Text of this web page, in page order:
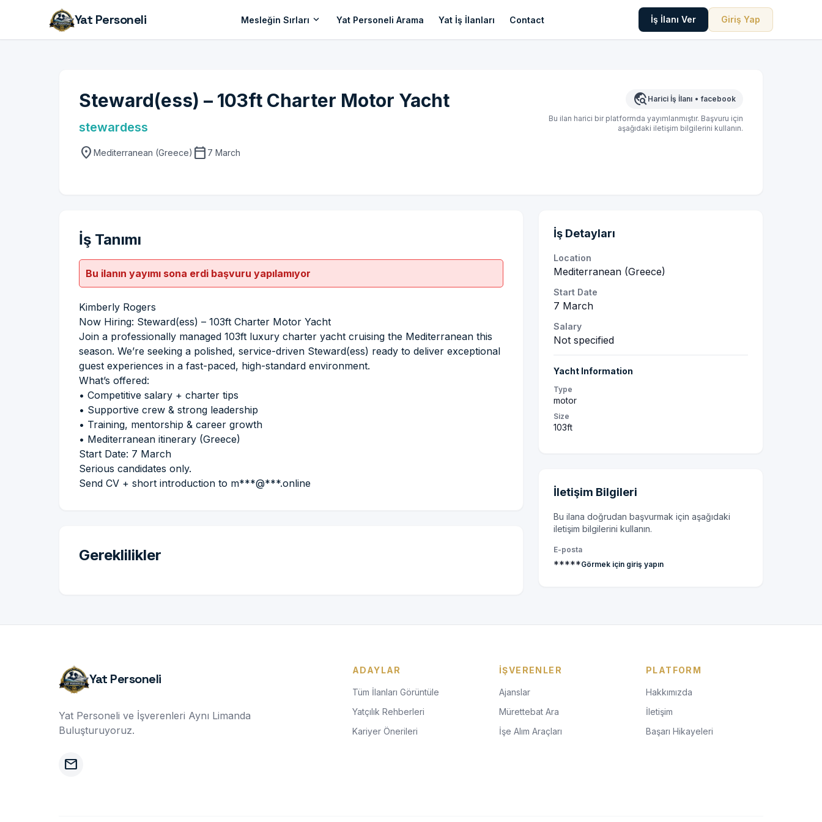
Yat Personeli Mesleğin Sırları expand_more Yat Personeli Arama Yat İş İlanları Contact İş İlanı Ver Giriş Yap
Steward(ess) – 103ft Charter Motor Yacht
stewardess
location_on Mediterranean (Greece) calendar_today 7 March
travel_explore Harici İş İlanı • facebook
Bu ilan harici bir platformda yayımlanmıştır. Başvuru için
aşağıdaki iletişim bilgilerini kullanın.
İş Tanımı
Bu ilanın yayımı sona erdi başvuru yapılamıyor
Kimberly Rogers
Now Hiring: Steward(ess) – 103ft Charter Motor Yacht
Join a professionally managed 103ft luxury charter yacht cruising the Mediterranean this
season. We’re seeking a polished, service-driven Steward(ess) ready to deliver exceptional
guest experiences in a fast-paced, high-standard environment.
What’s offered:
• Competitive salary + charter tips
• Supportive crew & strong leadership
• Training, mentorship & career growth
• Mediterranean itinerary (Greece)
Start Date: 7 March
Serious candidates only.
Send CV + short introduction to m***@***.online
Gereklilikler
İş Detayları
Location
Mediterranean (Greece)
Start Date
7 March
Salary
Not specified
Yacht Information
Type
motor
Size
103ft
İletişim Bilgileri
Bu ilana doğrudan başvurmak için aşağıdaki
iletişim bilgilerini kullanın.
E-posta
*****Görmek için giriş yapın
Yat Personeli
Yat Personeli ve İşverenleri Aynı Limanda
Buluşturuyoruz.
mail
ADAYLAR
Tüm İlanları Görüntüle
Yatçılık Rehberleri
Kariyer Önerileri
İŞVERENLER
Ajanslar
Mürettebat Ara
İşe Alım Araçları
PLATFORM
Hakkımızda
İletişim
Başarı Hikayeleri